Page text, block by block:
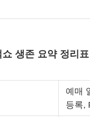
생존 요약 정리표
예매
등록,